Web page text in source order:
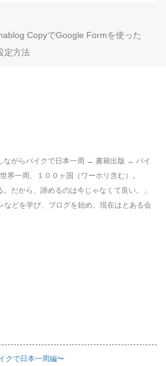
CopyでGoogle Formを使った
定方法
がらバイクで日本一周 → 書籍出版 → バイ
界一周、１００ヶ国（ワーホリ含む）。
。だから、諦めるのは今じゃなくて良い。」
などを学び、ブログを始め、現在はとある会
クで日本一周編〜